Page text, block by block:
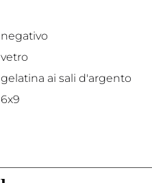
negativo
vetro
gelatina ai sali d'argento
6x9